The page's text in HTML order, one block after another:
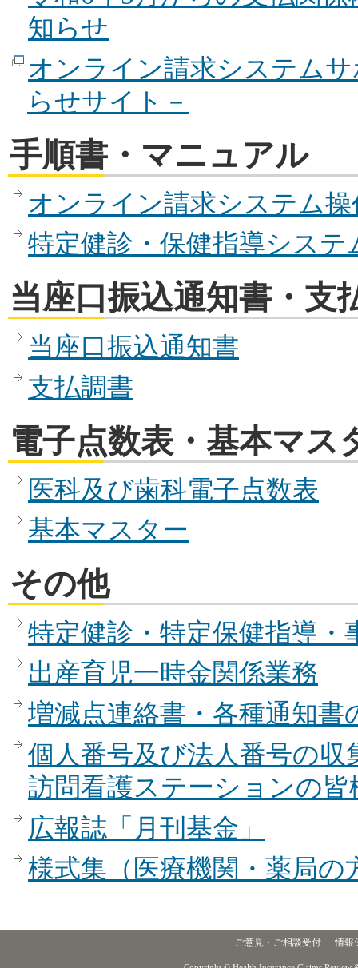
知らせ
オンライン請求システム
らせサイト－
手順書・マニュアル
オンライン請求システム操
特定健診・保健指導システ
当座口振込通知書・支
当座口振込通知書
支払調書
電子点数表・基本マス
医科及び歯科電子点数表
基本マスター
その他
特定健診・特定保健指導・
出産育児一時金関係業務
増減点連絡書・各種通知
個人番号及び法人番号の
訪問看護ステーションの皆
広報誌「月刊基金」
様式集（医療機関・薬局の
ご意見・ご相談受付 情報